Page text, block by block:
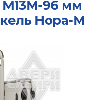
М13М-96 мм
Нора-М